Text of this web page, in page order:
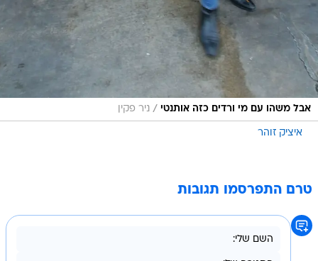
אבל משהו עם מי ורדים כזה אותנטי / ניר פקין
איציק זוהר
טרם התפרסמו תגובות